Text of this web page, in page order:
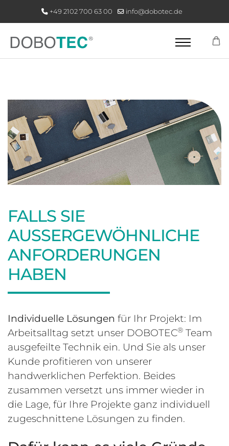
+49 2102 700 63 00 info@dobotec.de​​
FALLS SIE
AUSSERGEWÖHNLICHE A
NFORDERUNGEN H
ABEN
Individuelle Lösungen für Ihr Projekt: Im
Arbeitsalltag setzt unser DOBOTEC® Team
ausgefeilte Technik ein. Und Sie als unser
Kunde profitieren von unserer
handwerklichen Perfektion. Beides
zusammen versetzt uns immer wieder in
die Lage, für Ihre Projekte ganz individuell
zugeschnittene Lösungen zu finden.